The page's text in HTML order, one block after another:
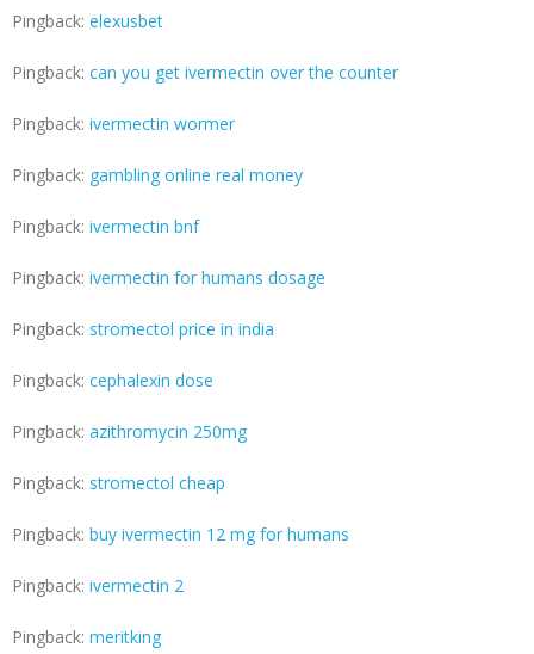
Pingback: elexusbet
Pingback: can you get ivermectin over the counter
Pingback: ivermectin wormer
Pingback: gambling online real money
Pingback: ivermectin bnf
Pingback: ivermectin for humans dosage
Pingback: stromectol price in india
Pingback: cephalexin dose
Pingback: azithromycin 250mg
Pingback: stromectol cheap
Pingback: buy ivermectin 12 mg for humans
Pingback: ivermectin 2
Pingback: meritking